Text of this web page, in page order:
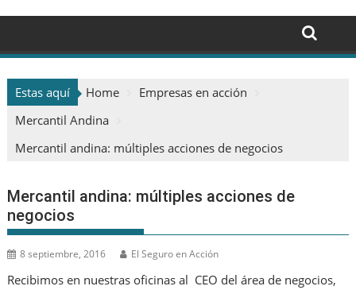
Estas aquí Home
Empresas en acción
Mercantil Andina
Mercantil andina: múltiples acciones de negocios
Mercantil andina: múltiples acciones de
negocios
8 septiembre, 2016 El Seguro en Acción
Recibimos en nuestras oficinas al CEO del área de negocios,